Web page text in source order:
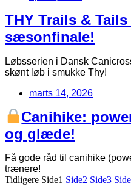
THY Trails &
sæsonfinale!
Løbsserien i Dansk
skønt løb i smukke Thy!
marts 14, 2026
Canihike:
og glæde!
Få gode råd til canihike
trænere!
Tidligere Side1 Side2 Side3 Side